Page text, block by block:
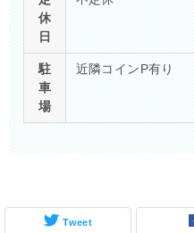
休
日
駐
車
場
近隣コインP有り
Tweet